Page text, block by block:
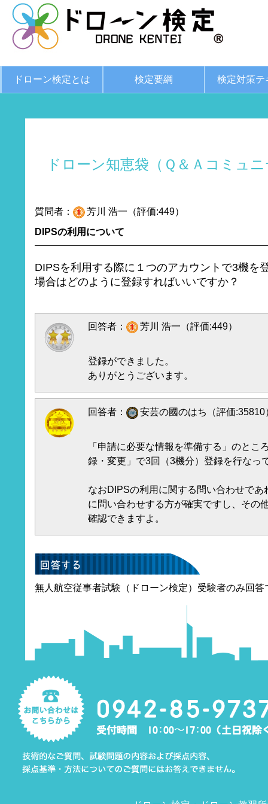
ドローン検定とは 検定要綱 検定対策テ
ドローン知恵袋（Ｑ＆Ａコミュ
質問者：
芳川 浩一（評価:449）
DIPSの利用について
DIPSを利用する際に１つのアカウントで3機を
場合はどのように登録すればいいですか？
回答者： 芳川 浩一（評価:449）
登録ができました。
ありがとうございます。
回答者： 安芸の國のはち（評価:35810
「申請に必要な情報を準備する」のとこ
録・変更」で3回（3機分）登録を行なっ
なおDIPSの利用に関する問い合わせで
に問い合わせする方が確実ですし、その
確認できますよ。
無人航空従事者試験（ドローン検定）受験者のみ回答